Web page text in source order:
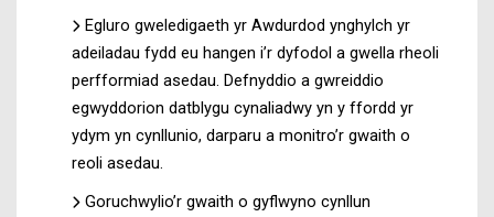
Egluro gweledigaeth yr Awdurdod ynghylch yr
adeiladau fydd eu hangen i’r dyfodol a gwella rheoli
perfformiad asedau. Defnyddio a gwreiddio
egwyddorion datblygu cynaliadwy yn y ffordd yr
ydym yn cynllunio, darparu a monitro’r gwaith o
reoli asedau.
Goruchwylio’r gwaith o gyflwyno cynllun